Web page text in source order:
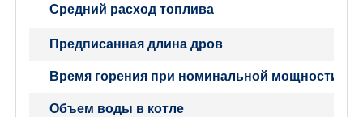
Средний расход топлива
Предписанная длина дров
Время горения при номинальной мощности
Объем воды в котле